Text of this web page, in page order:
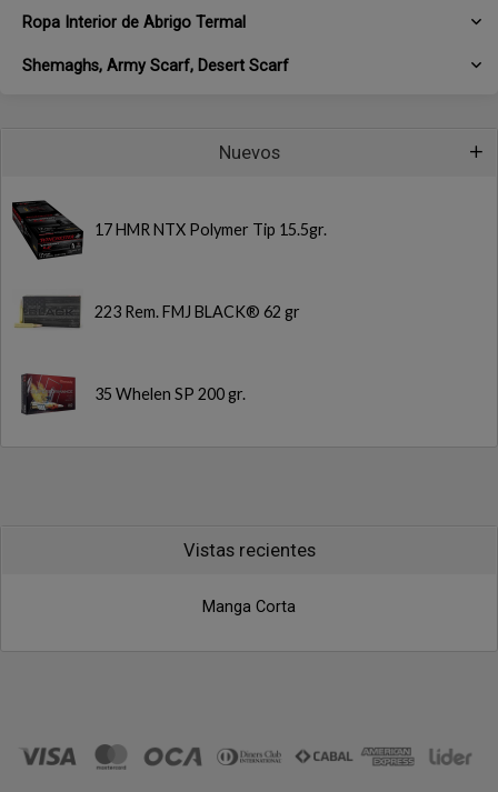
Ropa Interior de Abrigo Termal
Shemaghs, Army Scarf, Desert Scarf
Nuevos
17 HMR NTX Polymer Tip 15.5gr.
223 Rem. FMJ BLACK® 62 gr
35 Whelen SP 200 gr.
Vistas recientes
Manga Corta